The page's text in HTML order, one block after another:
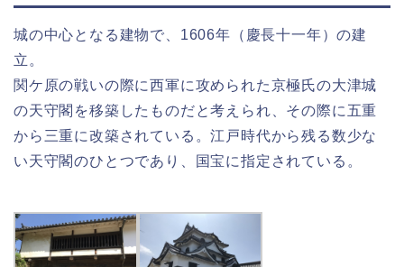
城の中心となる建物で、1606年（慶長十一年）の建
立。
関ケ原の戦いの際に西軍に攻められた京極氏の大津城
の天守閣を移築したものだと考えられ、その際に五重
から三重に改築されている。江戸時代から残る数少な
い天守閣のひとつであり、国宝に指定されている。